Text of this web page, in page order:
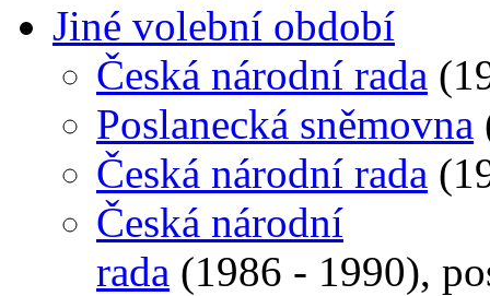
Jiné volební období
Česká národní rada
Poslanecká sněmovna
Česká národní rada
Česká národní
rada (1986 - 1990),